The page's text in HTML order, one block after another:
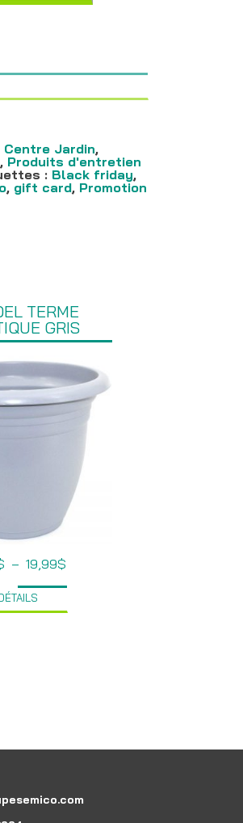
Centre Jardin,
, Produits d'entretien
: Black friday,
, gift card, Promotion
TERME
GRIS
– 19,99$Plage
prix :
à